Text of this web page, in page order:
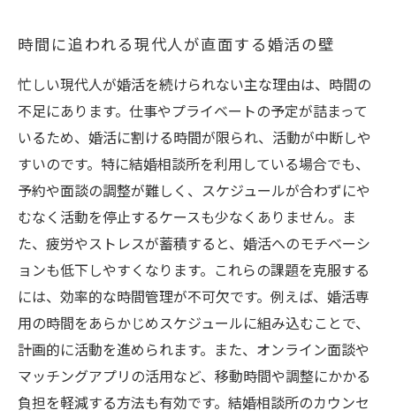
時間に追われる現代人が直面する婚活の壁
忙しい現代人が婚活を続けられない主な理由は、時間の
不足にあります。仕事やプライベートの予定が詰まって
いるため、婚活に割ける時間が限られ、活動が中断しや
すいのです。特に結婚相談所を利用している場合でも、
予約や面談の調整が難しく、スケジュールが合わずにや
むなく活動を停止するケースも少なくありません。ま
た、疲労やストレスが蓄積すると、婚活へのモチベーシ
ョンも低下しやすくなります。これらの課題を克服する
には、効率的な時間管理が不可欠です。例えば、婚活専
用の時間をあらかじめスケジュールに組み込むことで、
計画的に活動を進められます。また、オンライン面談や
マッチングアプリの活用など、移動時間や調整にかかる
負担を軽減する方法も有効です。結婚相談所のカウンセ